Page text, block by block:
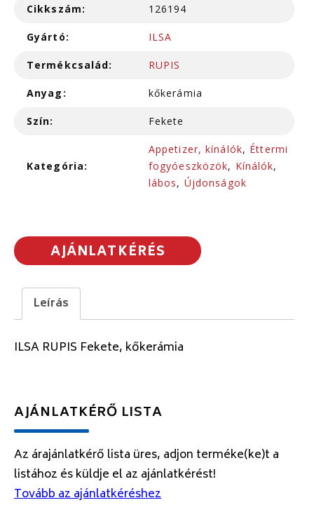
Cikkszám: 126194
Gyártó: ILSA
Termékcsalád: RUPIS
Anyag: kőkerámia
Szín: Fekete
Kategória:
Appetizer, kínálók, Éttermi
fogyóeszközök, Kínálók,
lábos, Újdonságok
AJÁNLATKÉRÉS
Leírás
ILSA RUPIS Fekete, kőkerámia
AJÁNLATKÉRŐ LISTA
Az árajánlatkérő lista üres, adjon terméke(ke)t a
listához és küldje el az ajánlatkérést!
Tovább az ajánlatkéréshez